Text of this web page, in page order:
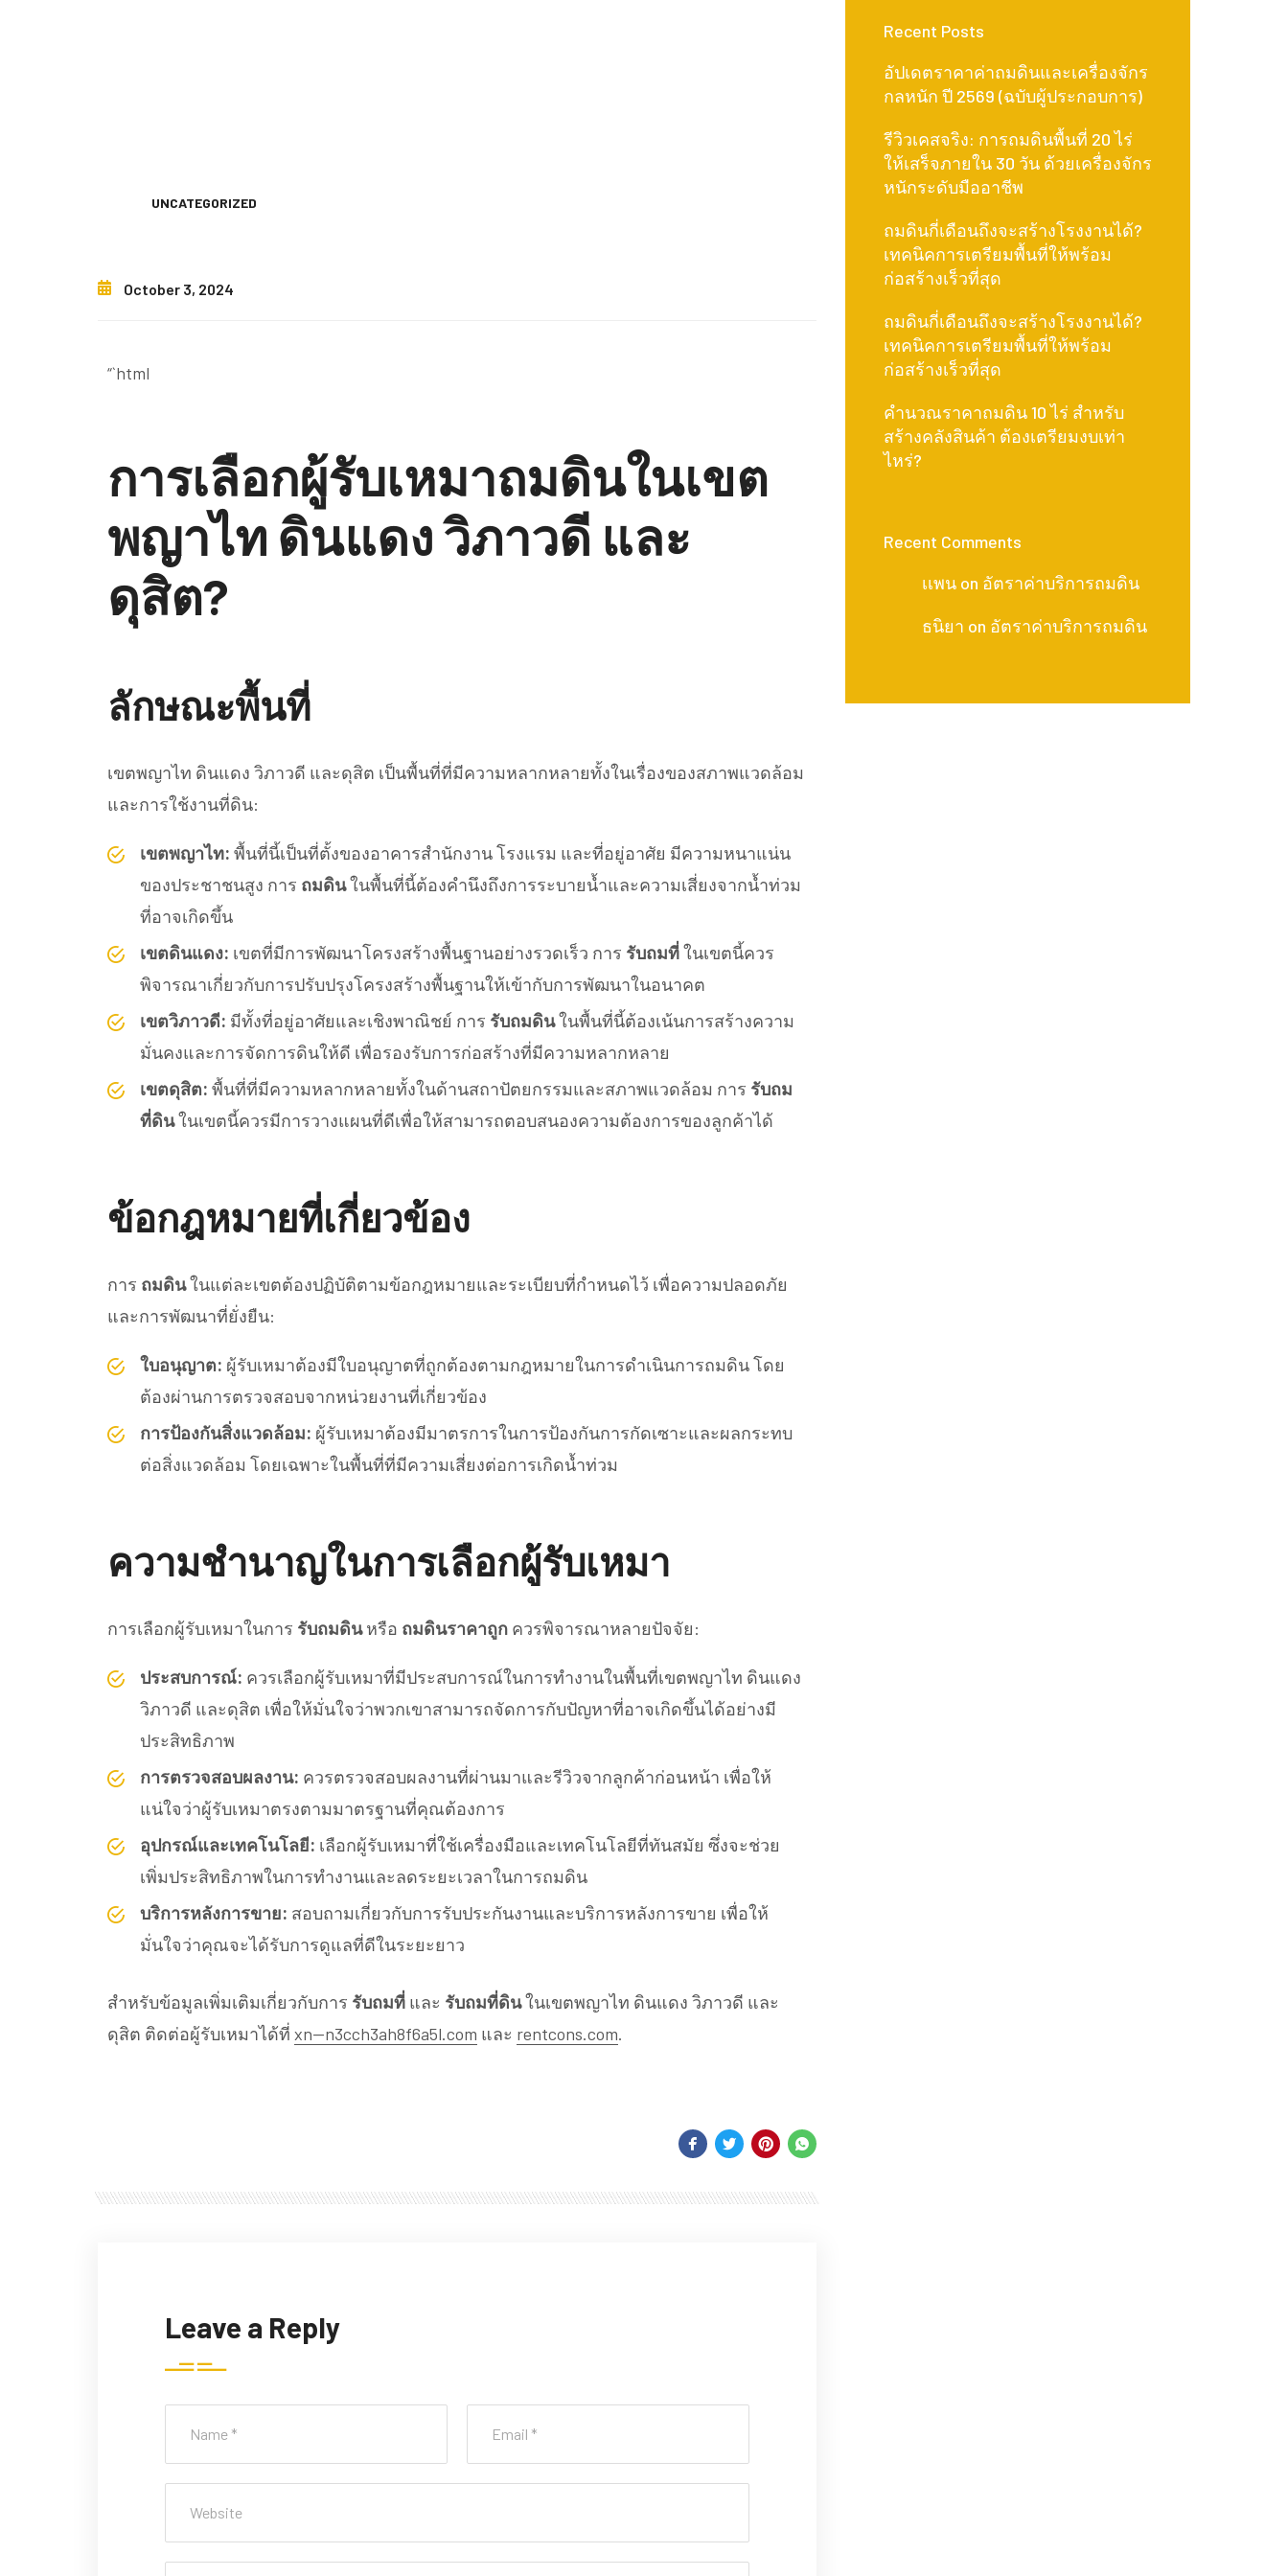
UNCATEGORIZED
October 3, 2024
“`html
การเลือกผู้รับเหมาถมดินในเขต
พญาไท ดินแดง วิภาวดี และ
ดุสิต?
ลักษณะพื้นที่
เขตพญาไท ดินแดง วิภาวดี และดุสิต เป็นพื้นที่ที่มีความหลากหลายทั้งในเรื่องของสภาพแวดล้อม
และการใช้งานที่ดิน:
เขตพญาไท: พื้นที่นี้เป็นที่ตั้งของอาคารสำนักงาน โรงแรม และที่อยู่อาศัย มีความหนาแน่น
ของประชาชนสูง การ ถมดินในพื้นที่นี้ต้องคำนึงถึงการระบายน้ำและความเสี่ยงจากน้ำท่วม
ที่อาจเกิดขึ้น
เขตดินแดง: เขตที่มีการพัฒนาโครงสร้างพื้นฐานอย่างรวดเร็ว การ รับถมที่ในเขตนี้ควร
พิจารณาเกี่ยวกับการปรับปรุงโครงสร้างพื้นฐานให้เข้ากับการพัฒนาในอนาคต
เขตวิภาวดี: มีทั้งที่อยู่อาศัยและเชิงพาณิชย์ การ รับถมดินในพื้นที่นี้ต้องเน้นการสร้างความ
มั่นคงและการจัดการดินให้ดี เพื่อรองรับการก่อสร้างที่มีความหลากหลาย
เขตดุสิต: พื้นที่ที่มีความหลากหลายทั้งในด้านสถาปัตยกรรมและสภาพแวดล้อม การ รับถม
ที่ดินในเขตนี้ควรมีการวางแผนที่ดีเพื่อให้สามารถตอบสนองความต้องการของลูกค้าได้
ข้อกฎหมายที่เกี่ยวข้อง
การ ถมดินในแต่ละเขตต้องปฏิบัติตามข้อกฎหมายและระเบียบที่กำหนดไว้ เพื่อความปลอดภัย
และการพัฒนาที่ยั่งยืน:
ใบอนุญาต: ผู้รับเหมาต้องมีใบอนุญาตที่ถูกต้องตามกฎหมายในการดำเนินการถมดิน โดย
ต้องผ่านการตรวจสอบจากหน่วยงานที่เกี่ยวข้อง
การป้องกันสิ่งแวดล้อม: ผู้รับเหมาต้องมีมาตรการในการป้องกันการกัดเซาะและผลกระทบ
ต่อสิ่งแวดล้อม โดยเฉพาะในพื้นที่ที่มีความเสี่ยงต่อการเกิดน้ำท่วม
ความชำนาญในการเลือกผู้รับเหมา
การเลือกผู้รับเหมาในการ รับถมดินหรือ ถมดินราคาถูก ควรพิจารณาหลายปัจจัย:
ประสบการณ์: ควรเลือกผู้รับเหมาที่มีประสบการณ์ในการทำงานในพื้นที่เขตพญาไท ดินแดง
วิภาวดี และดุสิต เพื่อให้มั่นใจว่าพวกเขาสามารถจัดการกับปัญหาที่อาจเกิดขึ้นได้อย่างมี
ประสิทธิภาพ
การตรวจสอบผลงาน: ควรตรวจสอบผลงานที่ผ่านมาและรีวิวจากลูกค้าก่อนหน้า เพื่อให้
แน่ใจว่าผู้รับเหมาตรงตามมาตรฐานที่คุณต้องการ
อุปกรณ์และเทคโนโลยี: เลือกผู้รับเหมาที่ใช้เครื่องมือและเทคโนโลยีที่ทันสมัย ซึ่งจะช่วย
เพิ่มประสิทธิภาพในการทำงานและลดระยะเวลาในการถมดิน
บริการหลังการขาย: สอบถามเกี่ยวกับการรับประกันงานและบริการหลังการขาย เพื่อให้
มั่นใจว่าคุณจะได้รับการดูแลที่ดีในระยะยาว
สำหรับข้อมูลเพิ่มเติมเกี่ยวกับการ รับถมที่ และ รับถมที่ดินในเขตพญาไท ดินแดง วิภาวดี และ
ดุสิต ติดต่อผู้รับเหมาได้ที่ xn--n3cch3ah8f6a5l.com และ rentcons.com.
Leave a Reply
Recent Posts
อัปเดตราคาค่าถมดินและเครื่องจักร
กลหนัก ปี 2569 (ฉบับผู้ประกอบการ)
รีวิวเคสจริง: การถมดินพื้นที่ 20 ไร่
ให้เสร็จภายใน 30 วัน ด้วยเครื่องจักร
หนักระดับมืออาชีพ
ถมดินกี่เดือนถึงจะสร้างโรงงานได้?
เทคนิคการเตรียมพื้นที่ให้พร้อม
ก่อสร้างเร็วที่สุด
ถมดินกี่เดือนถึงจะสร้างโรงงานได้?
เทคนิคการเตรียมพื้นที่ให้พร้อม
ก่อสร้างเร็วที่สุด
คำนวณราคาถมดิน 10 ไร่ สำหรับ
สร้างคลังสินค้า ต้องเตรียมงบเท่า
ไหร่?
Recent Comments
เเพน on อัตราค่าบริการถมดิน
ธนิยา on อัตราค่าบริการถมดิน